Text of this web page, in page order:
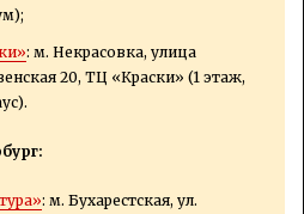
: м. Некрасовка, улица
20, ТЦ «Краски» (1 этаж,
: м. Бухарестская, ул.